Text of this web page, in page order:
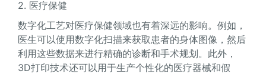
2. 医疗保健
数字化工艺对医疗保健领域也有着深远的影响。例如，
医生可以使用数字化扫描来获取患者的身体图像，然后
利用这些数据来进行精确的诊断和手术规划。此外，
3D打印技术还可以用于生产个性化的医疗器械和假